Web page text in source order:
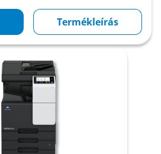
Termékleírás